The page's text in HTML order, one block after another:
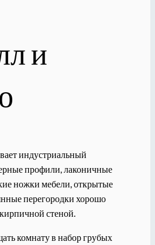
и
индустриальный
профили, лаконичные
ножки мебели, открытые
перегородки хорошо
стеной.
комнату в набор грубых